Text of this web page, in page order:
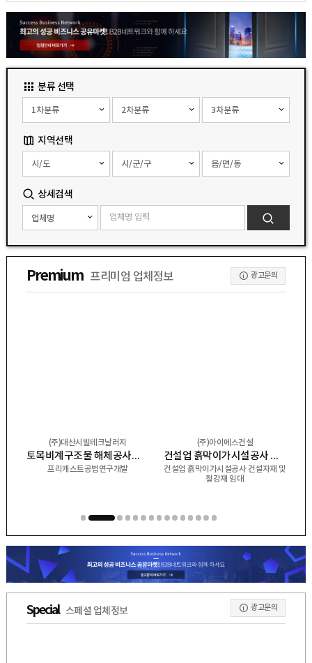
분류 선택
지역선택
상세검색
Premium 프리미엄 업체정보 광고문의
(주)대산시빌테크날러지
토목비계구조물 해체공사업 출판업 피시 철근 콘크리트(프리캐스트)공사 강구조
프리캐스트공법연구개발
(주)아이에스건설
건설업 흙막이가시설공사 건설자재 및 철강재 임대
건설업 흙막이가시설공사 건설자재 및
철강재 임대
6 9 10 12 13
Special 스페셜 업체정보 광고문의